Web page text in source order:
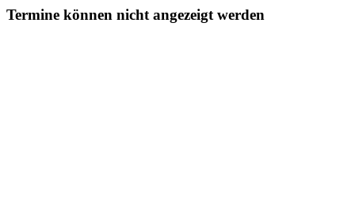
Termine können nicht angezeigt werden